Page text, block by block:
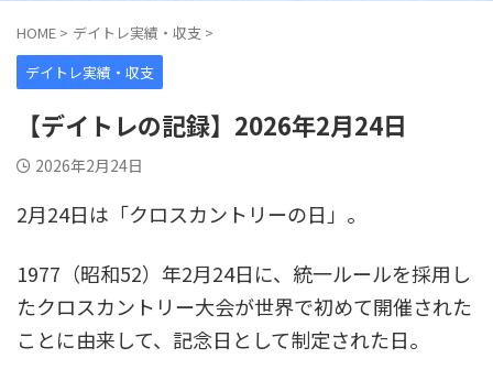
HOME > デイトレ実績・収支 >
デイトレ実績・収支
【デイトレの記録】2026年2月24日
2026年2月24日
2月24日は「クロスカントリーの日」。
1977（昭和52）年2月24日に、統一ルールを採用し
たクロスカントリー大会が世界で初めて開催された
ことに由来して、記念日として制定された日。